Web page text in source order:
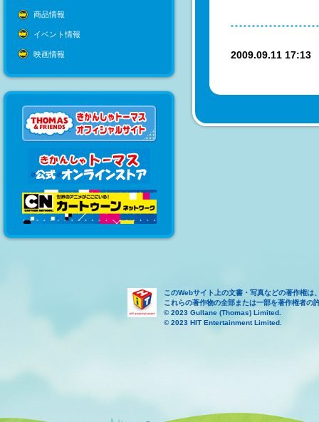
商品情報
イベント情報
映画情報 2009.09.11
このWebサイト上の文書・写真などの著作権は
これらの著作物の全部または一部を著作権者の
© 2023 Gullane (Thomas) Limited.
© 2023 HIT Entertainment Limited.